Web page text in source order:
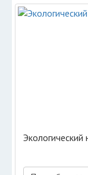
Экологический